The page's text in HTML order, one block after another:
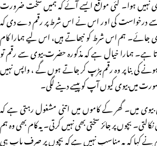
درخواست کی اور اس نے اس شرط پر رقم دے دی کہ
جائے۔ ہم اس شرط کو نبھاتے ہیں، اس لیے ہمارا کام
ہے۔ ہمارا خیال ہے کہ مذکورہ حضرت بیوی سے رقم تو
کی بنا پر وہ رقم ہڑپ کر جاتے ہوں گے ، واپس نہیں
میں بیوی کیوں آپ کو پیسے دینے لگی۔
بیوی میں۔ گھر کے کاموں میں اتنی مشغول رہتی ہے کہ
بچوں پر جائز سختی بھی نہیں کرتی۔ یہ کام بھی وہ ہم
کہا کہ یہ مناسب نہیں ہے کہ بچوں پر صرف باپ ہی